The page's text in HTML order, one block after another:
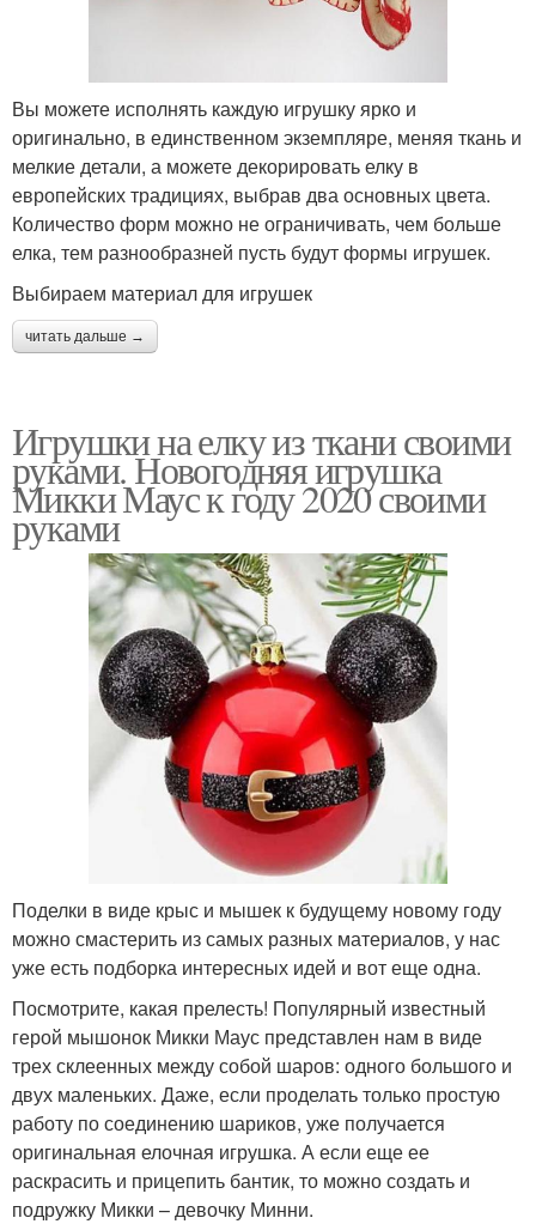
Вы можете исполнять каждую игрушку ярко и
оригинально, в единственном экземпляре, меняя ткань и
мелкие детали, а можете декорировать елку в
европейских традициях, выбрав два основных цвета.
Количество форм можно не ограничивать, чем больше
елка, тем разнообразней пусть будут формы игрушек.
Выбираем материал для игрушек
читать дальше →
Игрушки на елку из ткани своими
руками. Новогодняя игрушка
Микки Маус к году 2020 своими
руками
Поделки в виде крыс и мышек к будущему новому году
можно смастерить из самых разных материалов, у нас
уже есть подборка интересных идей и вот еще одна.
Посмотрите, какая прелесть! Популярный известный
герой мышонок Микки Маус представлен нам в виде
трех склеенных между собой шаров: одного большого и
двух маленьких. Даже, если проделать только простую
работу по соединению шариков, уже получается
оригинальная елочная игрушка. А если еще ее
раскрасить и прицепить бантик, то можно создать и
подружку Микки – девочку Минни.